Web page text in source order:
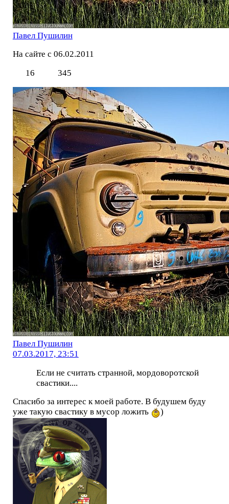
Павел Пушилин
На сайте с 06.02.2011
16
345
Павел Пушилин
07.03.2017, 23:51
Если не считать странной, мордоворотской
свастики....
Спасибо за интерес к моей работе. В будушем буду
уже такую свастику в мусор ложить
)